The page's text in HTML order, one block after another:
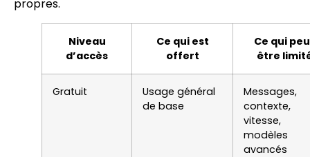
propres.
Niveau
d’accès
Ce qui est
offert
Ce qui
être
Gratuit
Usage général
de base
Messages,
contexte,
vitesse,
modèles
avancés